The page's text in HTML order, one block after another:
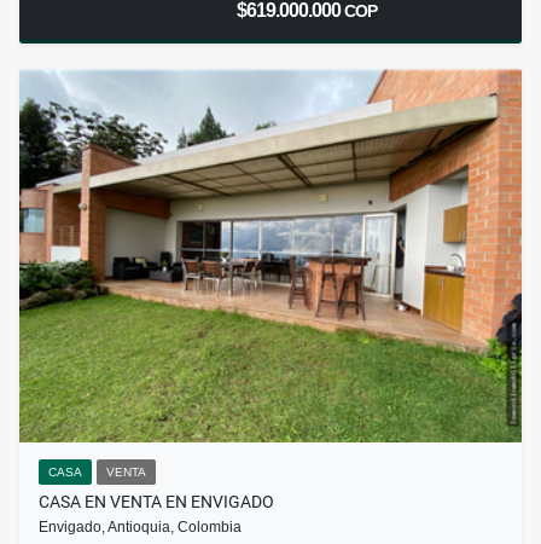
$619.000.000COP
CASA VENTA
CASA EN VENTA EN ENVIGADO
Envigado, Antioquia, Colombia